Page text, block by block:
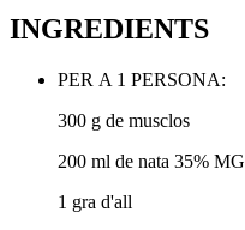
INGREDIENTS
PER A 1 PERSONA:
300 g de musclos
200 ml de nata 35% MG
1 gra d'all